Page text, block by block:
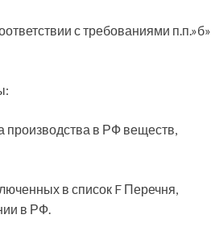
с требованиями п.п.»б»
в РФ веществ,
в список F Перечня,
в РФ.